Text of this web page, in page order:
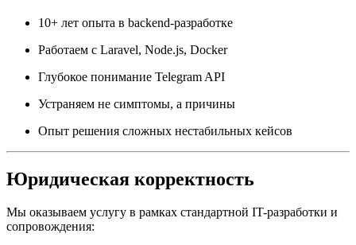
10+ лет опыта в backend-разработке
Работаем с Laravel, Node.js, Docker
Глубокое понимание Telegram API
Устраняем не симптомы, а причины
Опыт решения сложных нестабильных кейсов
Юридическая корректность
Мы оказываем услугу в рамках стандартной IT-разработки и
сопровождения: